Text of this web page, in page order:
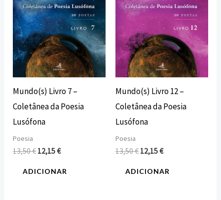
Mundo(s) Livro 7 –
Coletânea da Poesia
Lusófona
Poesia
13,50€ 12,15€
ADICIONAR
Mundo(s) Livro 12 –
Coletânea da Poesia
Lusófona
Poesia
13,50€ 12,15€
ADICIONAR